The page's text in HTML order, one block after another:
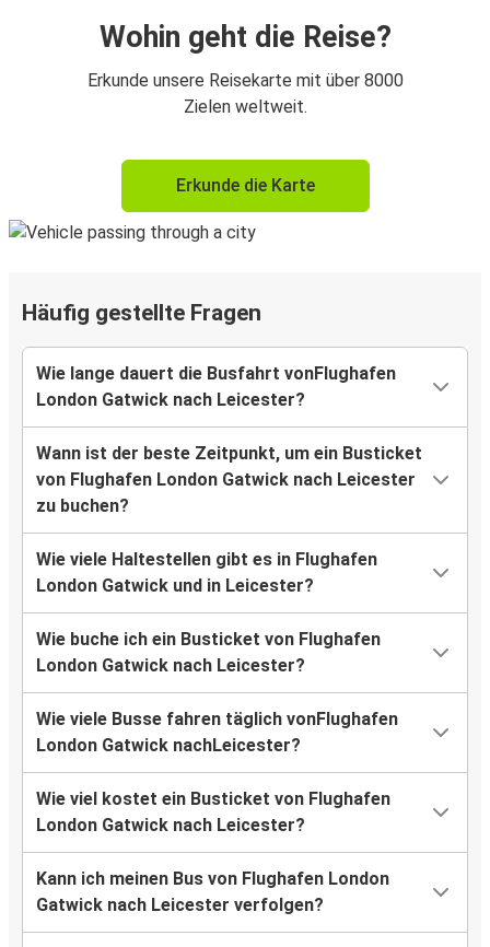
Wohin geht die Reise?
Erkunde unsere Reisekarte mit über 8000
Zielen weltweit.
Erkunde die Karte
Häufig gestellte Fragen
Wie lange dauert die Busfahrt vonFlughafen
London Gatwick nach Leicester?
Wann ist der beste Zeitpunkt, um ein Busticket
von Flughafen London Gatwick nach Leicester
zu buchen?
Wie viele Haltestellen gibt es in Flughafen
London Gatwick und in Leicester?
Wie buche ich ein Busticket von Flughafen
London Gatwick nach Leicester?
Wie viele Busse fahren täglich vonFlughafen
London Gatwick nachLeicester?
Wie viel kostet ein Busticket von Flughafen
London Gatwick nach Leicester?
Kann ich meinen Bus von Flughafen London
Gatwick nach Leicester verfolgen?